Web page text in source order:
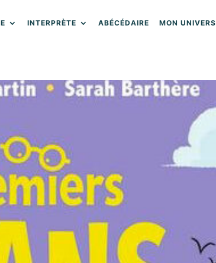
INTERPRÈTE ABÉCÉDAIRE MON UNIVERS